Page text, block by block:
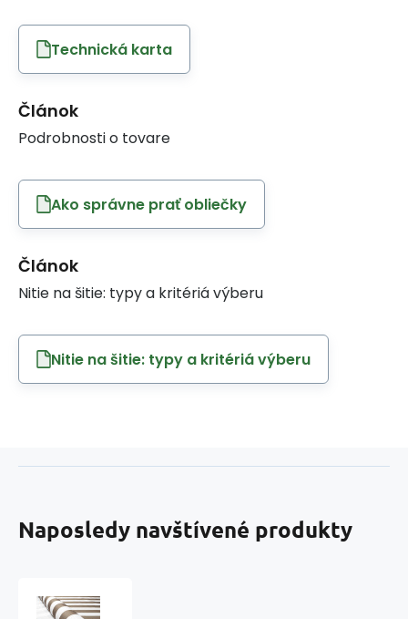
Technická karta
Článok
Podrobnosti o tovare
Ako správne prať obliečky
Článok
Nitie na šitie: typy a kritériá výberu
Nitie na šitie: typy a kritériá výberu
Naposledy navštívené produkty